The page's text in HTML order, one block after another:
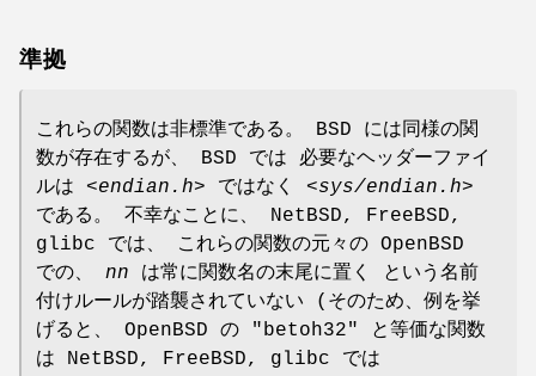
準拠
これらの関数は非標準である。 BSD には同様の関
数が存在するが、 BSD では 必要なヘッダーファイ
ルは <endian.h> ではなく <sys/endian.h>
である。 不幸なことに、 NetBSD, FreeBSD,
glibc では、 これらの関数の元々の OpenBSD
での、 nn は常に関数名の末尾に置く という名前
付けルールが踏襲されていない (そのため、例を挙
げると、 OpenBSD の "betoh32" と等価な関数
は NetBSD, FreeBSD, glibc では